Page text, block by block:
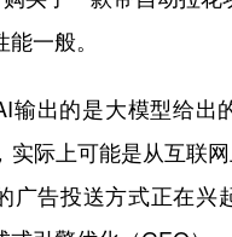
天津
吉林 上海
安徽 福建
河南 湖北
一般。
出的是大模型给出
实际上可能是从互联网
广告投送方式正在兴